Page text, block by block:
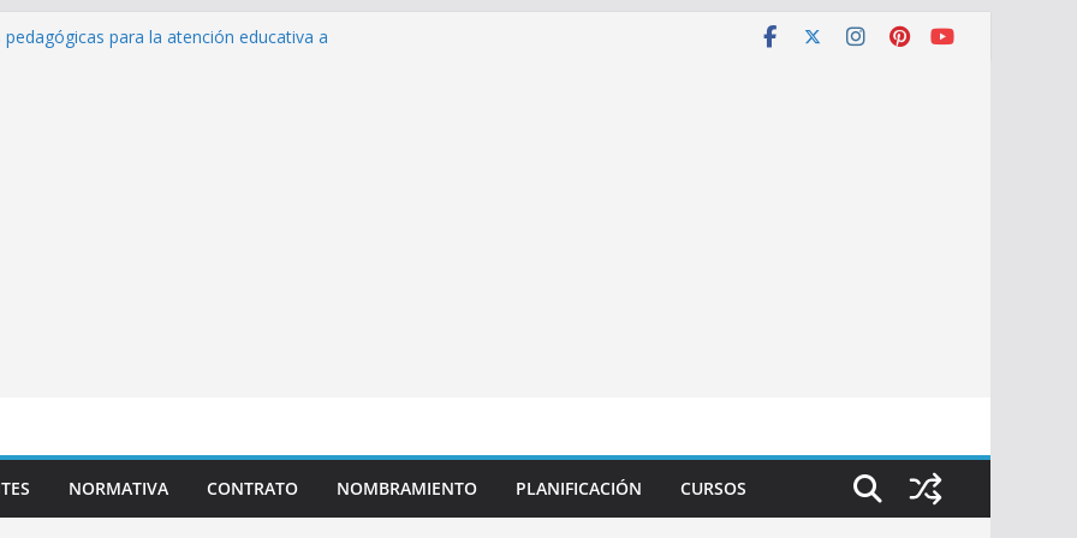
pedagógicas para la atención educativa a
NORMATIVA CONTRATO NOMBRAMIENTO PLANIFICACIÓN CURSOS